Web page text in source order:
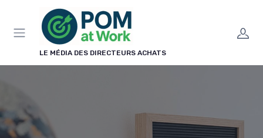
LE MÉDIA DES DIRECTEURS ACHATS
Panneau de gestion des cookies